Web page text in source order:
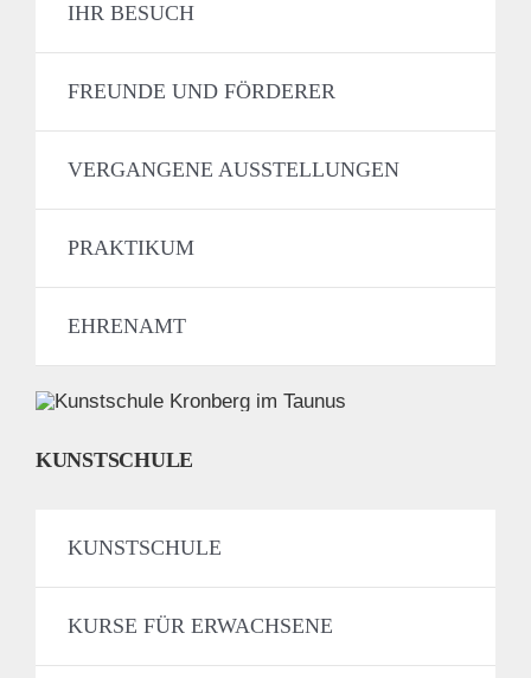
IHR BESUCH
FREUNDE UND FÖRDERER
VERGANGENE AUSSTELLUNGEN
PRAKTIKUM
EHRENAMT
KUNSTSCHULE
KUNSTSCHULE
KURSE FÜR ERWACHSENE